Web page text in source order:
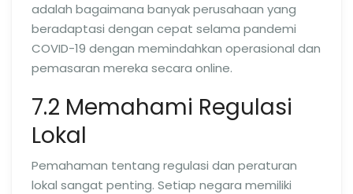
adalah bagaimana banyak perusahaan yang
beradaptasi dengan cepat selama pandemi
COVID-19 dengan memindahkan operasional dan
pemasaran mereka secara online.
7.2 Memahami Regulasi
Lokal
Pemahaman tentang regulasi dan peraturan
lokal sangat penting. Setiap negara memiliki